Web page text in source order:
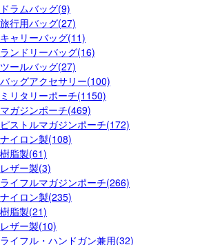
ドラムバッグ(9)
旅行用バッグ(27)
キャリーバッグ(11)
ランドリーバッグ(16)
ツールバッグ(27)
バッグアクセサリー(100)
ミリタリーポーチ(1150)
マガジンポーチ(469)
ピストルマガジンポーチ(172)
ナイロン製(108)
樹脂製(61)
レザー製(3)
ライフルマガジンポーチ(266)
ナイロン製(235)
樹脂製(21)
レザー製(10)
ライフル・ハンドガン兼用(32)